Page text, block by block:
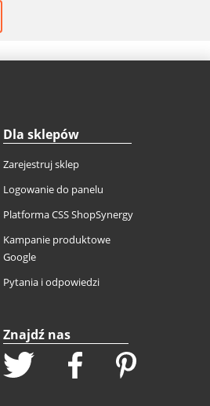
Dla sklepów
Zarejestruj sklep
Logowanie do panelu
Platforma CSS ShopSynergy
Kampanie produktowe
Google
Pytania i odpowiedzi
Znajdź nas